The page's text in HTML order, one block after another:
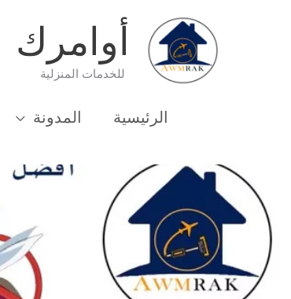
أوامرك
للخدمات المنزلية
الرئيسية المدونة
الرئيسية
شركة مكافحة
شركة مكافحة حشرات في منطقة مصطفى